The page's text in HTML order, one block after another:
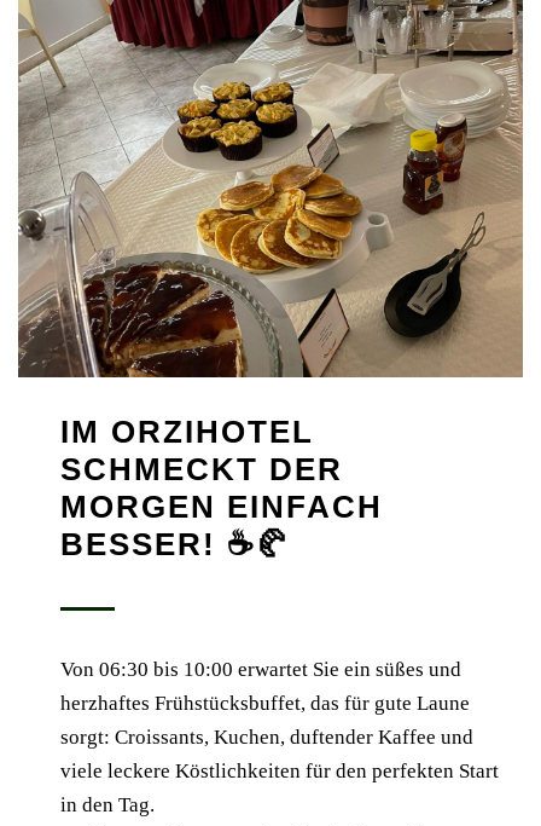
IM ORZIHOTEL
SCHMECKT DER
MORGEN EINFACH
BESSER! ☕🥐
Von 06:30 bis 10:00 erwartet Sie ein süßes und
herzhaftes Frühstücksbuffet, das für gute Laune
sorgt: Croissants, Kuchen, duftender Kaffee und
viele leckere Köstlichkeiten für den perfekten Start
in den Tag.